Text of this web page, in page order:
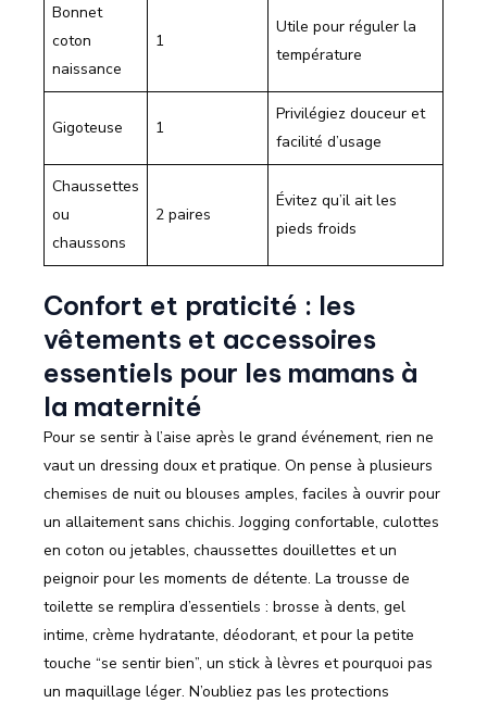
Bonnet
coton
naissance
1
Utile pour réguler la
température
Gigoteuse 1
Privilégiez douceur et
facilité d’usage
Chaussettes
ou
chaussons
2 paires
Évitez qu’il ait les
pieds froids
Confort et praticité : les
vêtements et accessoires
essentiels pour les mamans à
la maternité
Pour se sentir à l’aise après le grand événement, rien ne
vaut un dressing doux et pratique. On pense à plusieurs
chemises de nuit ou blouses amples, faciles à ouvrir pour
un allaitement sans chichis. Jogging confortable, culottes
en coton ou jetables, chaussettes douillettes et un
peignoir pour les moments de détente. La trousse de
toilette se remplira d’essentiels : brosse à dents, gel
intime, crème hydratante, déodorant, et pour la petite
touche “se sentir bien”, un stick à lèvres et pourquoi pas
un maquillage léger. N’oubliez pas les protections